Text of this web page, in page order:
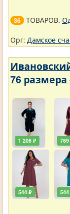
36 ТОВАРОВ.
Орг: Дамское
76
1 206 ₽
544 ₽